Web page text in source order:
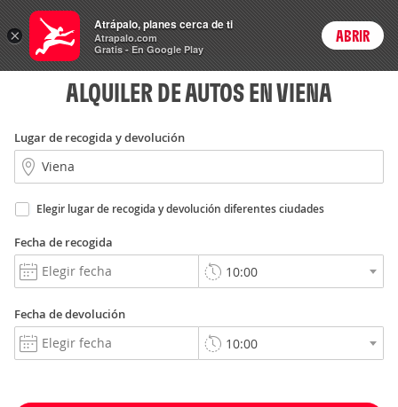
Rent
a Car Login
ALQUILER DE AUTOS EN VIENA
Lugar de recogida y devolución
Elegir lugar de recogida y devolución diferentes ciudades
Fecha de recogida
Fecha de devolución
×
Atrápalo, planes cerca de ti
Atrapalo.com
Gratis - En Google Play
ABRIR